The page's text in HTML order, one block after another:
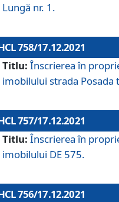
Lungă nr. 1.
758/17.12.2021
Titlu: Înscrierea în
imobilului strada Posada
757/17.12.2021
Titlu: Înscrierea în
imobilului DE 575.
756/17.12.2021